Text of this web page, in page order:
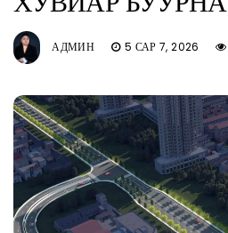
АДМИН 5 САР 7, 2026